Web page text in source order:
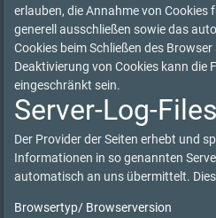
erlauben, die Annahme von Cookies
generell ausschließen sowie das
Cookies beim Schließen des
Deaktivierung von Cookies kann die
eingeschränkt sein.
Server-Log-Files
Der Provider der Seiten erhebt und
Informationen in so genannten
automatisch an uns übermittelt.
Browsertyp/ Browserversion